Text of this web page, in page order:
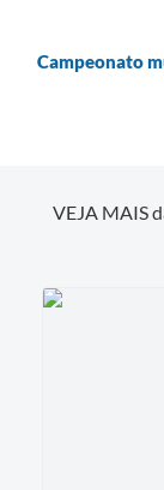
Campeonato
VEJA MAIS